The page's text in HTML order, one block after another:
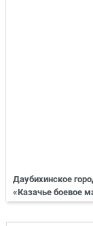
Даубихинское
«Казачье боевое